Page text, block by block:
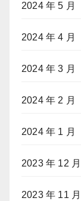
2024 年 5 月
2024 年 4 月
2024 年 3 月
2024 年 2 月
2024 年 1 月
2023 年 12 月
2023 年 11 月